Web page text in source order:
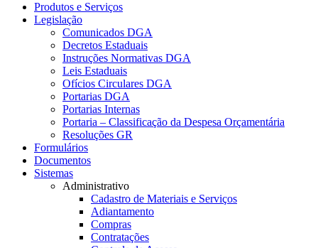
Produtos e Serviços
Legislação
Comunicados DGA
Decretos Estaduais
Instruções Normativas DGA
Leis Estaduais
Ofícios Circulares DGA
Portarias DGA
Portarias Internas
Portaria – Classificação da Despesa Orçamentária
Resoluções GR
Formulários
Documentos
Sistemas
Administrativo
Cadastro de Materiais e Serviços
Adiantamento
Compras
Contratações